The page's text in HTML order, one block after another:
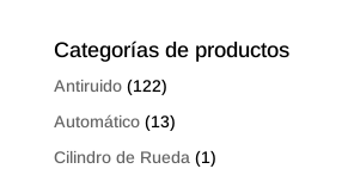
C37
VERSA
-20
Categorías de productos
Antiruido (122)
Automático (13)
Cilindro de Rueda (1)